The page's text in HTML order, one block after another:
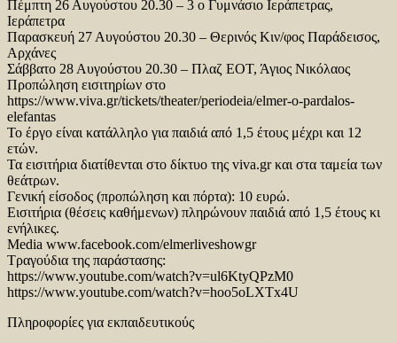
Πέμπτη 26 Αυγούστου 20.30 – 3 ο Γυμνάσιο Ιεράπετρας,
Ιεράπετρα
Παρασκευή 27 Αυγούστου 20.30 – Θερινός Κιν/φος Παράδεισος,
Αρχάνες
Σάββατο 28 Αυγούστου 20.30 – Πλαζ ΕΟΤ, Άγιος Νικόλαος
Προπώληση εισιτηρίων στο
https://www.viva.gr/tickets/theater/periodeia/elmer-o-pardalos-
elefantas
Το έργο είναι κατάλληλο για παιδιά από 1,5 έτους μέχρι και 12
ετών.
Τα εισιτήρια διατίθενται στο δίκτυο της viva.gr και στα ταμεία των
θεάτρων.
Γενική είσοδος (προπώληση και πόρτα): 10 ευρώ.
Εισιτήρια (θέσεις καθήμενων) πληρώνουν παιδιά από 1,5 έτους κι
ενήλικες.
Media www.facebook.com/elmerliveshowgr
Τραγούδια της παράστασης:
https://www.youtube.com/watch?v=ul6KtyQPzM0
https://www.youtube.com/watch?v=hoo5oLXTx4U
Πληροφορίες για εκπαιδευτικούς